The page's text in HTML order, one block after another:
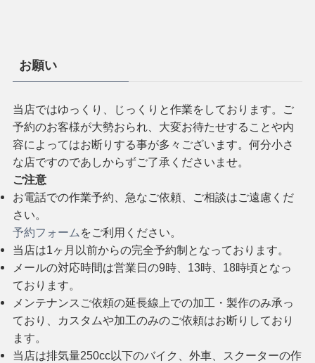
お願い
当店ではゆっくり、じっくりと作業をしております。ご
予約のお客様が大勢おられ、大変お待たせすることや内
容によってはお断りする事が多々ございます。何分小さ
な店ですのであしからずご了承くださいませ。
ご注意
お電話での作業予約、急なご依頼、ご相談はご遠慮くだ
さい。
予約フォーム をご利用ください。
当店は1ヶ月以前からの完全予約制となっております。
メールの対応時間は営業日の9時、13時、18時頃となっ
ております。
メンテナンスご依頼の延長線上での加工・製作のみ承っ
ており、カスタムや加工のみのご依頼はお断りしており
ます。
当店は排気量250cc以下のバイク、外車、スクーターの作